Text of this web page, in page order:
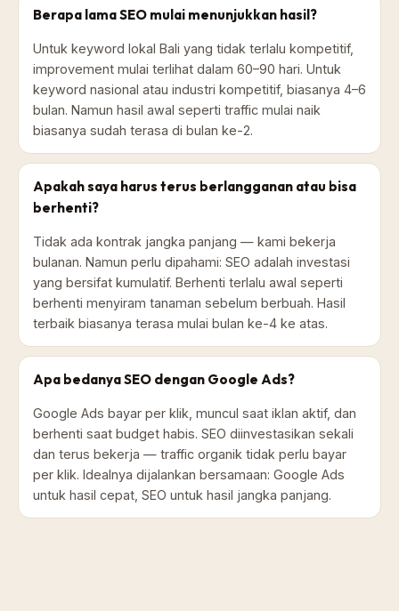
Berapa lama SEO mulai menunjukkan hasil?
Untuk keyword lokal Bali yang tidak terlalu kompetitif,
improvement mulai terlihat dalam 60–90 hari. Untuk
keyword nasional atau industri kompetitif, biasanya 4–6
bulan. Namun hasil awal seperti traffic mulai naik
biasanya sudah terasa di bulan ke-2.
Apakah saya harus terus berlangganan atau bisa
berhenti?
Tidak ada kontrak jangka panjang — kami bekerja
bulanan. Namun perlu dipahami: SEO adalah investasi
yang bersifat kumulatif. Berhenti terlalu awal seperti
berhenti menyiram tanaman sebelum berbuah. Hasil
terbaik biasanya terasa mulai bulan ke-4 ke atas.
Apa bedanya SEO dengan Google Ads?
Google Ads bayar per klik, muncul saat iklan aktif, dan
berhenti saat budget habis. SEO diinvestasikan sekali
dan terus bekerja — traffic organik tidak perlu bayar
per klik. Idealnya dijalankan bersamaan: Google Ads
untuk hasil cepat, SEO untuk hasil jangka panjang.